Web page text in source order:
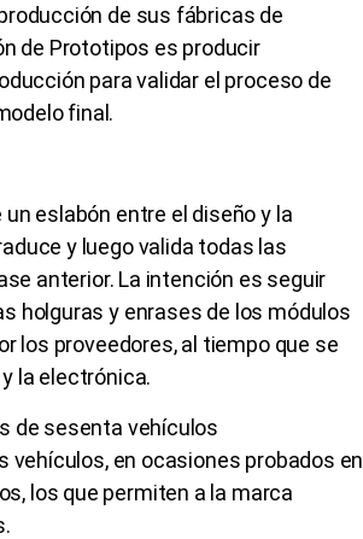
de sus fábricas de
de Prototipos es producir
para validar el proceso de
final.
eslabón entre el diseño y la
y luego valida todas las
anterior. La intención es seguir
holguras y enrases de los módulos
los proveedores, al tiempo que se
la electrónica.
de sesenta vehículos
en ocasiones probados en
los que permiten a la marca